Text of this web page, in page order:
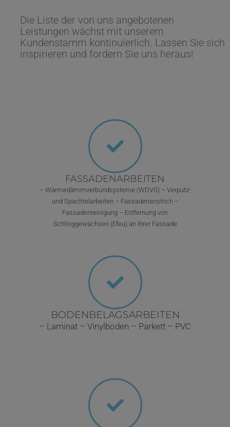
Die Liste der von uns angebotenen
Leistungen wächst mit unserem
Kundenstamm kontinuierlich. Lassen Sie sich
inspirieren und fordern Sie uns heraus!
FASSADENARBEITEN
– Wärmedämmverbundsysteme (WDVS) – Verputz-
und Spachtelarbeiten – Fassadenanstrich –
Fassadenreinigung – Entfernung von
Schlinggewächsen (Efeu) an Ihrer Fassade
BODENBELAGSARBEITEN
– Laminat – Vinylboden – Parkett – PVC